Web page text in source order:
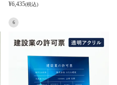
¥6,435(税込)
6